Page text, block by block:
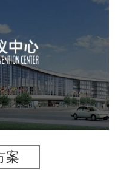
心
建设 网站设计
案